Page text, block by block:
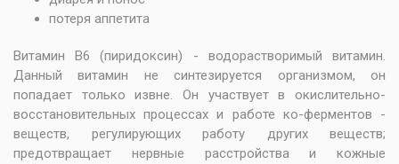
потеря аппетита
Витамин В6 (пиридоксин) - водорастворимый витамин.
Данный витамин не синтезируется организмом, он
попадает только извне. Он участвует в окислительно-
восстановительных процессах и работе ко-ферментов -
веществ, регулирующих работу других веществ;
предотвращает нервные расстройства и кожные